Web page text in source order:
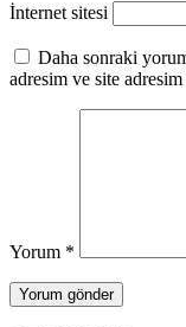
İnternet sitesi
Daha sonraki
adresim ve site
Yorum *